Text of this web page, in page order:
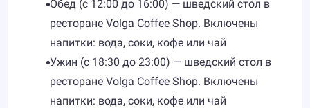
Обед (с 12:00 до 16:00) — шведский стол в
ресторане Volga Coffee Shop. Включены
напитки: вода, соки, кофе или чай
Ужин (с 18:30 до 23:00) — шведский стол в
ресторане Volga Coffee Shop. Включены
напитки: вода, соки, кофе или чай